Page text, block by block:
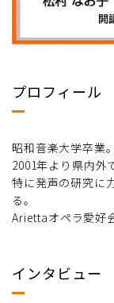
プロフィール
昭和音楽大学卒業。
2001年より県内外
特に発声の研究に
る。
Ariettaオペラ愛好
インタビュー